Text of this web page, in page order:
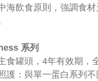
海飲食原則，強調食
系列
食罐頭，4年有效期，
護：與單一蛋白系列不